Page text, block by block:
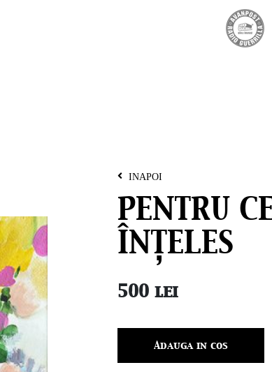
INAPOI
PENTRU
ÎNȚELES
500 lei
Adauga in cos